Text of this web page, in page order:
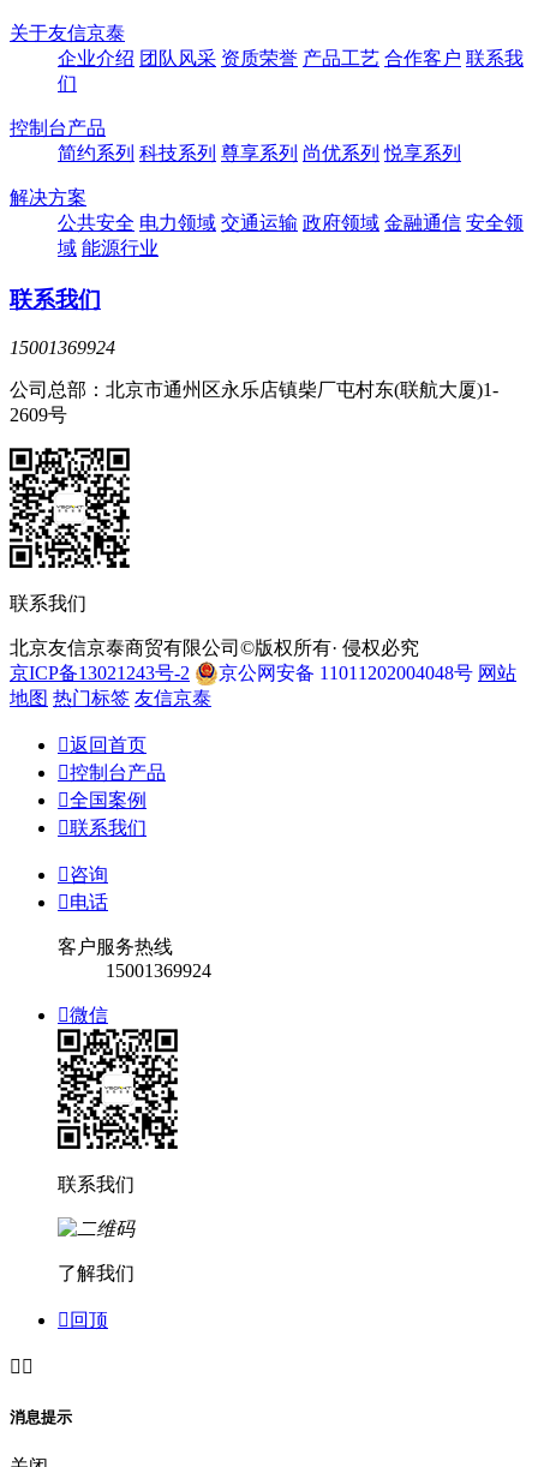
关于友信京泰
企业介绍 团队风采 资质荣誉 产品工艺 合作客户 联系我
们
控制台产品
简约系列 科技系列 尊享系列 尚优系列 悦享系列
解决方案
公共安全 电力领域 交通运输 政府领域 金融通信 安全领
域 能源行业
联系我们
15001369924
公司总部：北京市通州区永乐店镇柴厂屯村东(联航大厦)1-
2609号
联系我们
北京友信京泰商贸有限公司©版权所有· 侵权必究
京ICP备13021243号-2
京公网安备 11011202004048号 网站
地图 热门标签 友信京泰
返回首页
控制台产品
全国案例
联系我们
咨询
电话
客户服务热线
15001369924
微信
联系我们
了解我们
 回顶
 
消息提示